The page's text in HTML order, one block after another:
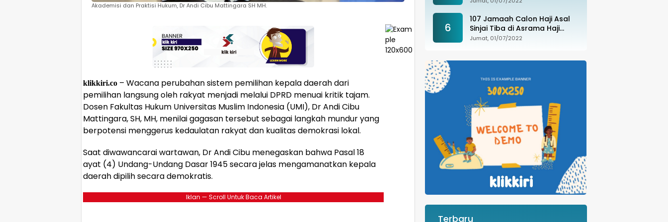
Akademisi dan Praktisi Hukum, Dr Andi Cibu Mattingara SH MH.
klikkiri.co – Wacana perubahan sistem pemilihan kepala daerah dari
pemilihan langsung oleh rakyat menjadi melalui DPRD menuai kritik tajam.
Dosen Fakultas Hukum Universitas Muslim Indonesia (UMI), Dr Andi Cibu
Mattingara, SH, MH, menilai gagasan tersebut sebagai langkah mundur yang
berpotensi menggerus kedaulatan rakyat dan kualitas demokrasi lokal.
Saat diwawancarai wartawan, Dr Andi Cibu menegaskan bahwa Pasal 18
ayat (4) Undang-Undang Dasar 1945 secara jelas mengamanatkan kepala
daerah dipilih secara demokratis.
Iklan — Scroll Untuk Baca Artikel
6
107 Jamaah Calon Haji Asal
Sinjai Tiba di Asrama Haji
Sudiang
Jumat, 01/07/2022
Terbaru